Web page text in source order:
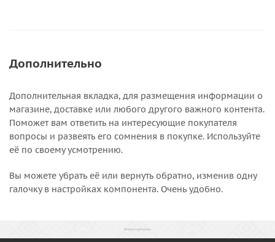
Дополнительно
Дополнительная вкладка, для размещения информации о
магазине, доставке или любого другого важного контента.
Поможет вам ответить на интересующие покупателя
вопросы и развеять его сомнения в покупке. Используйте
её по своему усмотрению.
Вы можете убрать её или вернуть обратно, изменив одну
галочку в настройках компонента. Очень удобно.